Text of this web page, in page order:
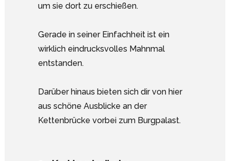
um sie dort zu erschießen.
Gerade in seiner Einfachheit ist ein
wirklich eindrucksvolles Mahnmal
entstanden.
Darüber hinaus bieten sich dir von hier
aus schöne Ausblicke an der
Kettenbrücke vorbei zum Burgpalast.